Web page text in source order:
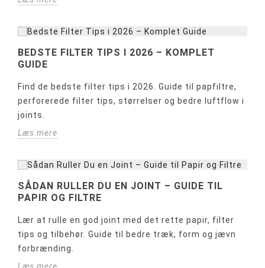
BEDSTE FILTER TIPS I 2026 – KOMPLET
GUIDE
Find de bedste filter tips i 2026. Guide til papfiltre,
perforerede filter tips, størrelser og bedre luftflow i
joints.
Læs mere
SÅDAN RULLER DU EN JOINT – GUIDE TIL
PAPIR OG FILTRE
Lær at rulle en god joint med det rette papir, filter
tips og tilbehør. Guide til bedre træk, form og jævn
forbrænding.